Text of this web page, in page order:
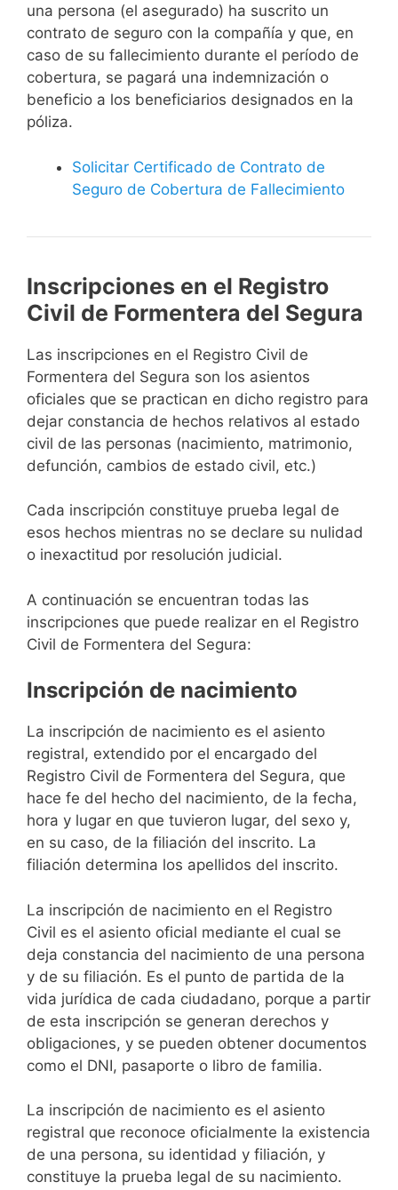
una persona (el asegurado) ha suscrito un
contrato de seguro con la compañía y que, en
caso de su fallecimiento durante el período de
cobertura, se pagará una indemnización o
beneficio a los beneficiarios designados en la
póliza.
Solicitar Certificado de Contrato de
Seguro de Cobertura de Fallecimiento
Inscripciones en el Registro
Civil de Formentera del Segura
Las inscripciones en el Registro Civil de
Formentera del Segura son los asientos
oficiales que se practican en dicho registro para
dejar constancia de hechos relativos al estado
civil de las personas (nacimiento, matrimonio,
defunción, cambios de estado civil, etc.)
Cada inscripción constituye prueba legal de
esos hechos mientras no se declare su nulidad
o inexactitud por resolución judicial.
A continuación se encuentran todas las
inscripciones que puede realizar en el Registro
Civil de Formentera del Segura:
Inscripción de nacimiento
La inscripción de nacimiento es el asiento
registral, extendido por el encargado del
Registro Civil de Formentera del Segura, que
hace fe del hecho del nacimiento, de la fecha,
hora y lugar en que tuvieron lugar, del sexo y,
en su caso, de la filiación del inscrito. La
filiación determina los apellidos del inscrito.
La inscripción de nacimiento en el Registro
Civil es el asiento oficial mediante el cual se
deja constancia del nacimiento de una persona
y de su filiación. Es el punto de partida de la
vida jurídica de cada ciudadano, porque a partir
de esta inscripción se generan derechos y
obligaciones, y se pueden obtener documentos
como el DNI, pasaporte o libro de familia.
La inscripción de nacimiento es el asiento
registral que reconoce oficialmente la existencia
de una persona, su identidad y filiación, y
constituye la prueba legal de su nacimiento.